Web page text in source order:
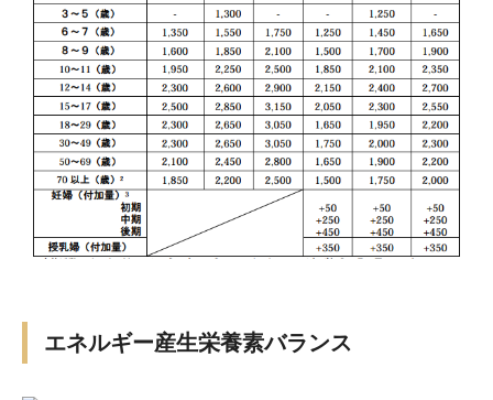
エネルギー産生栄養素バランス